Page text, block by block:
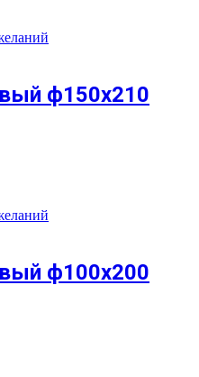
ф150х210
ф100х200